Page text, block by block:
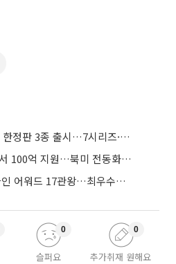
BMW코리아, 8월 온라인 한정판 3종 출시…7시리즈·X7·M340i 투어링
한온시스템, 캐나다 정부서 100억 지원…북미 전동화 시장 가속
현대차·기아, 레드닷 디자인 어워드 17관왕…최우수상 2개 수상
슬퍼요
0
추가취재 원해요
0